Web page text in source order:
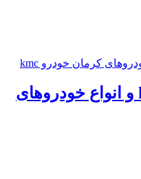
بیمه شخص ثالث kmc j7 و انواع خودروهای